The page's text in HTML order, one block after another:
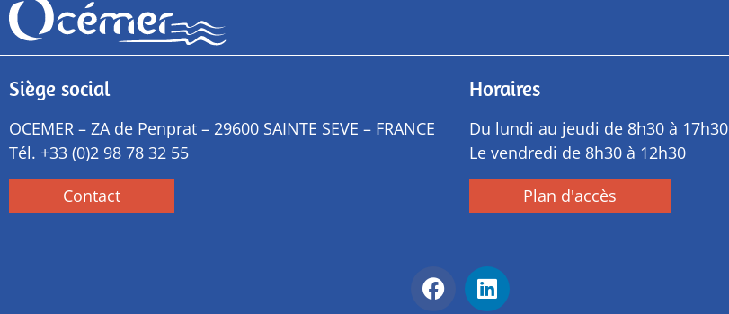
Siège social
OCEMER – ZA de Penprat – 29600 SAINTE SEVE – FRANCE
Tél. +33 (0)2 98 78 32 55
Contact
Horaires
Du lundi au jeudi de 8h30 à 17h30
Le vendredi de 8h30 à 12h30
Plan d'accès